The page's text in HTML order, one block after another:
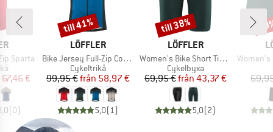
Sparta
pris
67,46 €
(0)
VARUMÄRKE
LÖFFLER
Produkter
Bike Jersey Full-Zip Coogan Mid
Produktgrupp
Cykeltrikå
Pris
99,95 € Reducerat pris
från 58,97 €
5,0(1)
Rabatt
till 41%
VARUMÄRKE
LÖFFLER
Produkter
Women's Bike Short Tights Tour
Produktgrupp
Cykelbyxa
Pris
69,95 € Reducerat pris
från 43,37 €
5,0(2)
Rabatt
till 38%
Produkter
Women's Skirt